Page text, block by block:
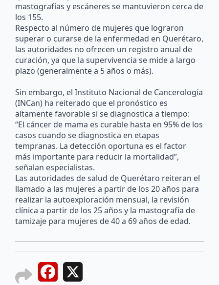
mastografías y escáneres se mantuvieron cerca de
los 155.
Respecto al número de mujeres que lograron
superar o curarse de la enfermedad en Querétaro,
las autoridades no ofrecen un registro anual de
curación, ya que la supervivencia se mide a largo
plazo (generalmente a 5 años o más).
Sin embargo, el Instituto Nacional de Cancerología
(INCan) ha reiterado que el pronóstico es
altamente favorable si se diagnostica a tiempo:
“El cáncer de mama es curable hasta en 95% de los
casos cuando se diagnostica en etapas
tempranas. La detección oportuna es el factor
más importante para reducir la mortalidad”,
señalan especialistas.
Las autoridades de salud de Querétaro reiteran el
llamado a las mujeres a partir de los 20 años para
realizar la autoexploración mensual, la revisión
clínica a partir de los 25 años y la mastografía de
tamizaje para mujeres de 40 a 69 años de edad.
Facebook